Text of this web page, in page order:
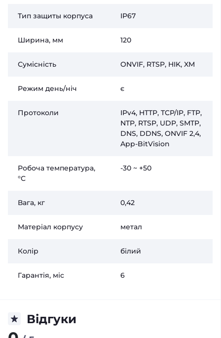
Тип защиты корпуса IP67
Ширина, мм 120
Сумісність ONVIF, RTSP, HIK, XM
Режим день/ніч є
Протоколи
IPv4, HTTP, TCP/IP, FTP,
NTP, RTSP, UDP, SMTP,
DNS, DDNS, ONVIF 2,4,
App-BitVision
Робоча температура,
°C
-30 ~ +50
Вага, кг 0,42
Матеріал корпусу метал
Колір білий
Гарантія, міс 6
Відгуки